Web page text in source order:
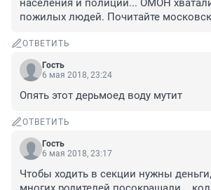
населения и полиции... ОМОН
пожилых людей. Почитайте
ОТВЕТИТЬ
Гость
6 мая 2018, 23:24
Опять этот дерьмоед воду мутит
ОТВЕТИТЬ
Гость
6 мая 2018, 23:17
Чтобы ходить в секции нужны